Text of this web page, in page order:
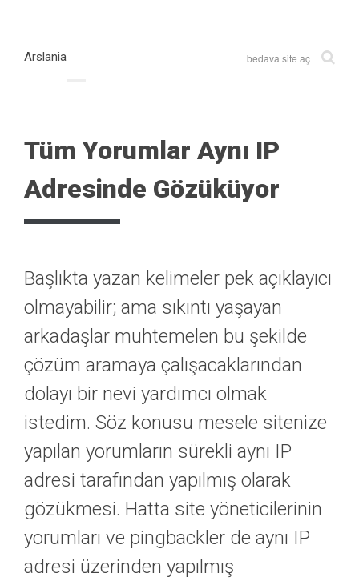
Arslania bedava site aç
Tüm Yorumlar Aynı IP
Adresinde Gözüküyor
Başlıkta yazan kelimeler pek açıklayıcı
olmayabilir; ama sıkıntı yaşayan
arkadaşlar muhtemelen bu şekilde
çözüm aramaya çalışacaklarından
dolayı bir nevi yardımcı olmak
istedim. Söz konusu mesele sitenize
yapılan yorumların sürekli aynı IP
adresi tarafından yapılmış olarak
gözükmesi. Hatta site yöneticilerinin
yorumları ve pingbackler de aynı IP
adresi üzerinden yapılmış